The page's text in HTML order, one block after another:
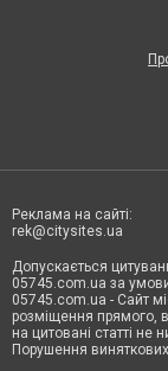
Реклама на сайті:
rek@citysites.ua
Допускається
05745.com.ua за
05745.com.ua - Сайт
розміщення прямого,
на цитовані статті не
Порушення